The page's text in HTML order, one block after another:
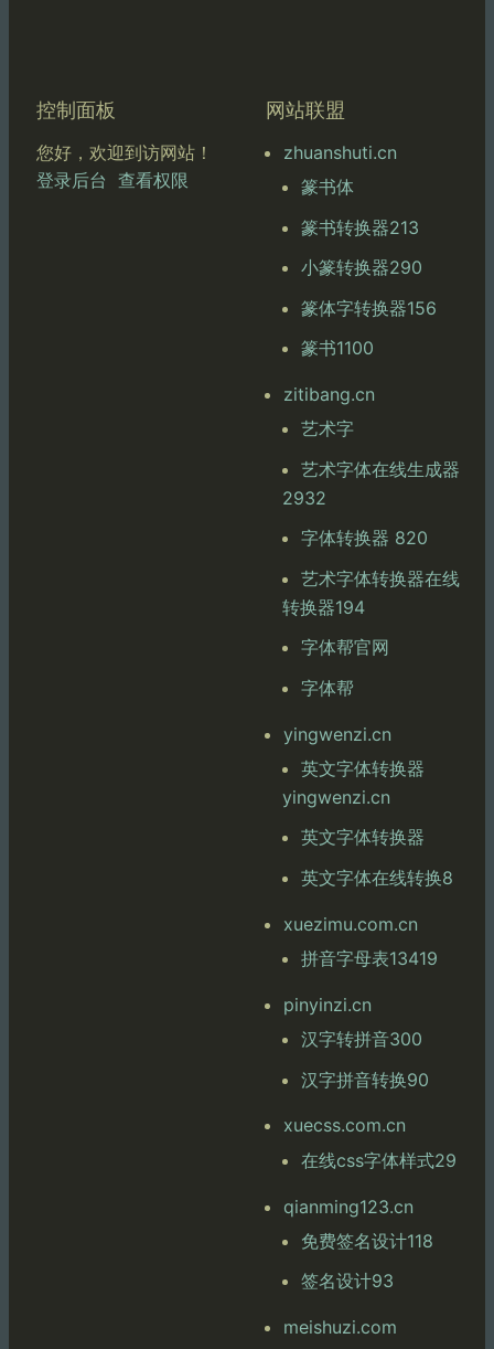
控制面板
您好，欢迎到访网站！
登录后台 查看权限
网站联盟
zhuanshuti.cn
篆书体
篆书转换器213
小篆转换器290
篆体字转换器156
篆书1100
zitibang.cn
艺术字
艺术字体在线生成器
2932
字体转换器 820
艺术字体转换器在线
转换器194
字体帮官网
字体帮
yingwenzi.cn
英文字体转换器
yingwenzi.cn
英文字体转换器
英文字体在线转换8
xuezimu.com.cn
拼音字母表13419
pinyinzi.cn
汉字转拼音300
汉字拼音转换90
xuecss.com.cn
在线css字体样式29
qianming123.cn
免费签名设计118
签名设计93
meishuzi.com